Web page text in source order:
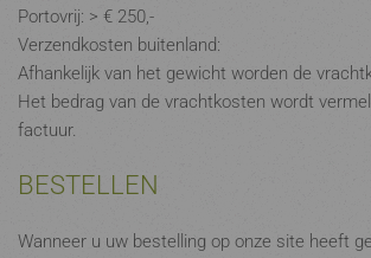
Portovrij: > € 250,-
Verzendkosten buitenland:
Afhankelijk van het gewicht worden de
Het bedrag van de vrachtkosten wordt
factuur.
BESTELLEN
Wanneer u uw bestelling op onze site heeft